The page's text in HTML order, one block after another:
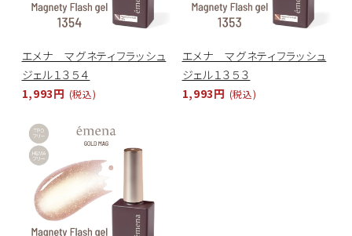
エメナ マグネティフラッシュ
ジェル１３５４
1,993円 (税込)
エメナ マグネティフラッシュ
ジェル１３５３
1,993円 (税込)